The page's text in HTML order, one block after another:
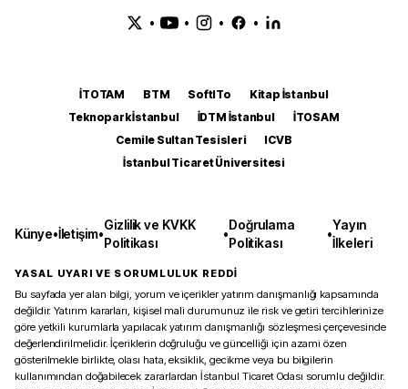
• • • •
İTOTAM BTM SoftITo
Kitap İstanbul
Teknopark İstanbul
İDTM İstanbul
İTOSAM
Cemile Sultan Tesisleri
ICVB
İstanbul Ticaret Üniversitesi
Künye•İletişim•
Gizlilik ve KVKK
Politikası
•
Doğrulama
Politikası
•
Yayın
İlkeleri
YASAL UYARI VE SORUMLULUK REDDİ
Bu sayfada yer alan bilgi, yorum ve içerikler yatırım danışmanlığı kapsamında
değildir. Yatırım kararları, kişisel mali durumunuz ile risk ve getiri tercihlerinize
göre yetkili kurumlarla yapılacak yatırım danışmanlığı sözleşmesi çerçevesinde
değerlendirilmelidir. İçeriklerin doğruluğu ve güncelliği için azami özen
gösterilmekle birlikte, olası hata, eksiklik, gecikme veya bu bilgilerin
kullanımından doğabilecek zararlardan İstanbul Ticaret Odası sorumlu değildir.